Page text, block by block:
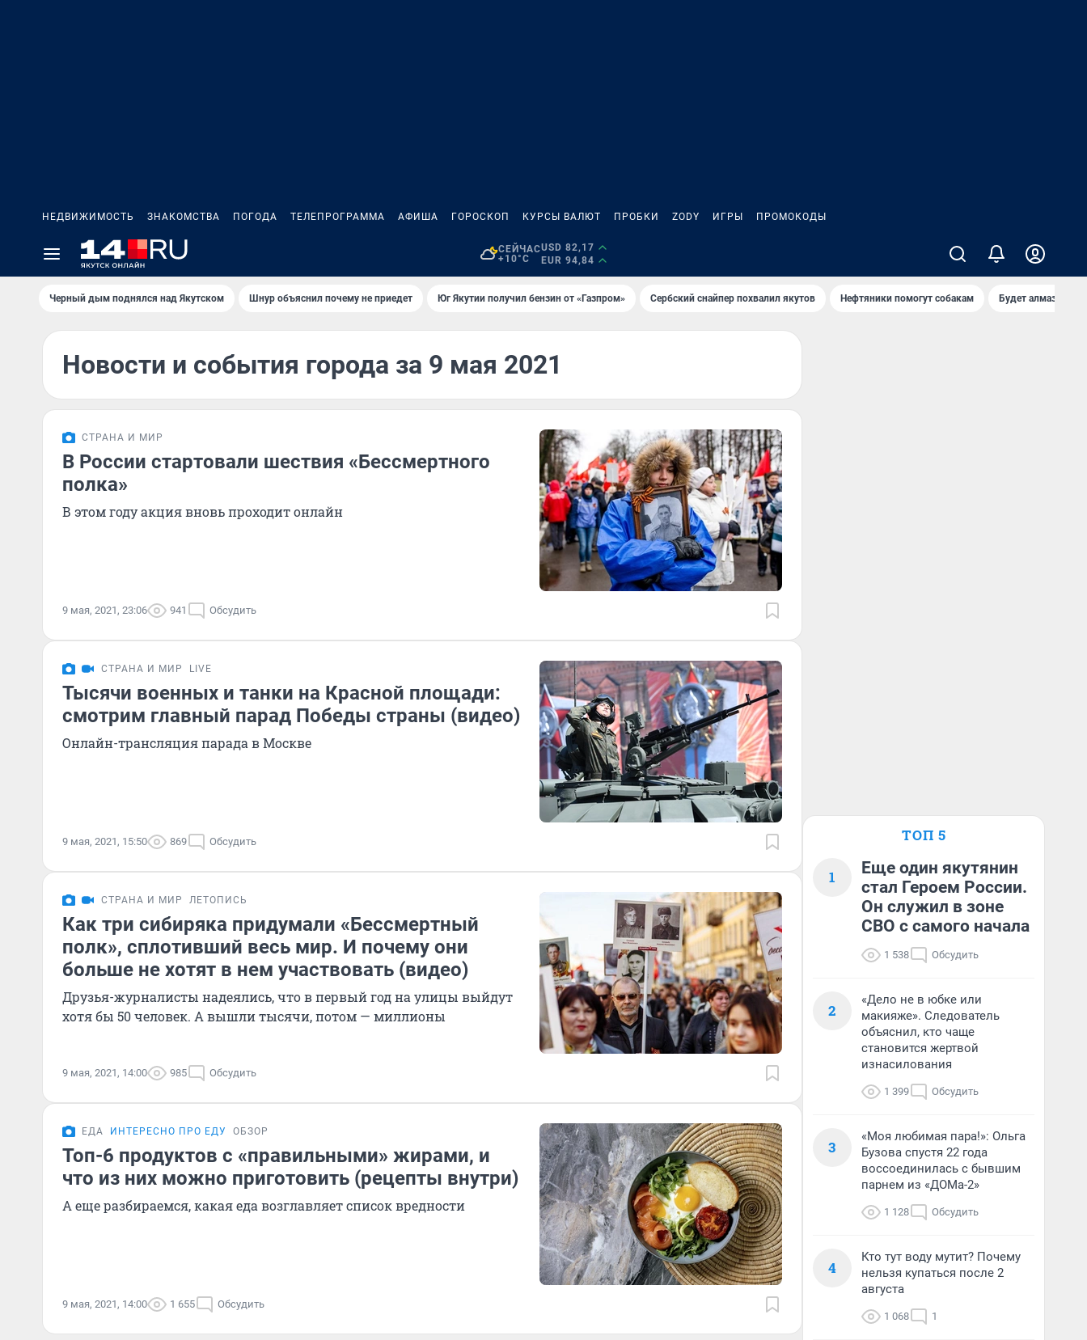
НЕДВИЖИМОСТЬ ЗНАКОМСТВА ПОГОДА ТЕЛЕПРОГРАММА АФИША ГОРОСКОП КУРСЫ ВАЛЮТ ПРОБКИ ZODY ИГРЫ ПРОМОКОДЫ
СЕЙЧАС
+10°C
USD 82,17
EUR 94,84
Черный дым поднялся над Якутском Шнур объяснил почему не приедет Юг Якутии получил бензин от «Газпром» Сербский снайпер похвалил якутов Нефтяники помогут собакам Будет алмазный
Новости и события города за 9 мая 2021
СТРАНА И МИР
В России стартовали шествия «Бессмертного
полка»
В этом году акция вновь проходит онлайн
9 мая, 2021, 23:06 941 Обсудить
СТРАНА И МИР LIVE
Тысячи военных и танки на Красной площади:
смотрим главный парад Победы страны (видео)
Онлайн-трансляция парада в Москве
9 мая, 2021, 15:50 869 Обсудить
СТРАНА И МИР ЛЕТОПИСЬ
Как три сибиряка придумали «Бессмертный
полк», сплотивший весь мир. И почему они
больше не хотят в нем участвовать (видео)
Друзья-журналисты надеялись, что в первый год на улицы выйдут
хотя бы 50 человек. А вышли тысячи, потом — миллионы
9 мая, 2021, 14:00 985 Обсудить
ЕДА ИНТЕРЕСНО ПРО ЕДУ ОБЗОР
Топ-6 продуктов с «правильными» жирами, и
что из них можно приготовить (рецепты внутри)
А еще разбираемся, какая еда возглавляет список вредности
9 мая, 2021, 14:00 1 655 Обсудить
ТОП 5
1
Еще один якутянин
стал Героем России.
Он служил в зоне
СВО с самого начала
1 538 Обсудить
2
«Дело не в юбке или
макияже». Следователь
объяснил, кто чаще
становится жертвой
изнасилования
1 399 Обсудить
3
«Моя любимая пара!»: Ольга
Бузова спустя 22 года
воссоединилась с бывшим
парнем из «ДОМа-2»
1 128 Обсудить
4
Кто тут воду мутит? Почему
нельзя купаться после 2
августа
1 068 1